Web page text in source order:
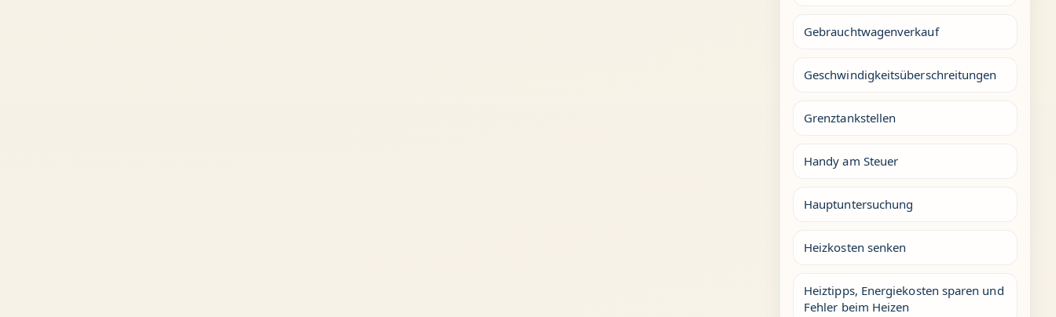
Gebrauchtwagenverkauf
Geschwindigkeitsüberschreitungen
Grenztankstellen
Handy am Steuer
Hauptuntersuchung
Heizkosten senken
Heiztipps, Energiekosten sparen und
Fehler beim Heizen